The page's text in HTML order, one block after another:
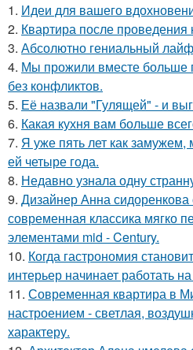
1. Идеи для вашего
2. Квартира после проведения
3. Абсолютно гениальный
4. Мы прожили вместе больше
без конфликтов.
5. Её назвали "Гулящей" - и
6. Какая кухня вам больше
7. Я уже пять лет как замужем,
ей четыре года.
8. Недавно узнала одну
9. Дизайнер Анна сидоренкова
современная классика мягко
элементами mid - Century.
10. Когда гастрономия
интерьер начинает работать
11. Современная квартира в
настроением - светлая,
характеру.